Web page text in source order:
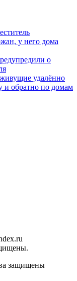
у него дома
о
удалённо
и обратно по домам
защищены